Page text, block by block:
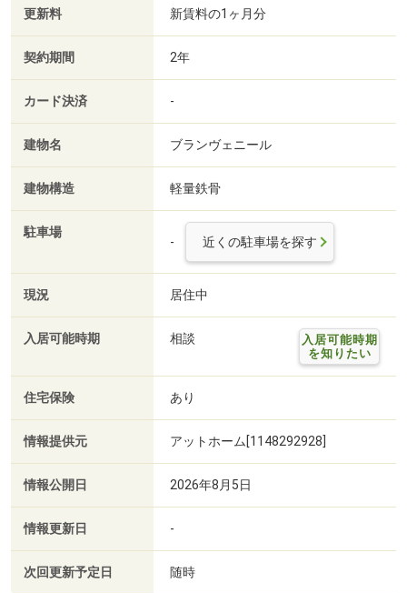
更新料 新賃料の1ヶ月分
契約期間 2年
カード決済 -
建物名 ブランヴェニール
建物構造 軽量鉄骨
駐車場
- 近くの駐車場を探す
現況 居住中
入居可能時期 相談
入居可能時期
を知りたい
住宅保険 あり
情報提供元 アットホーム[1148292928]
情報公開日 2026年8月5日
情報更新日 -
次回更新予定日 随時